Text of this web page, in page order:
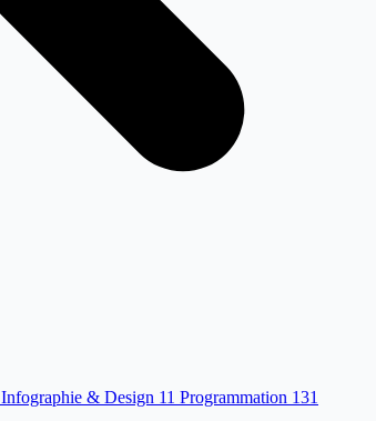
Infographie & Design 11 Programmation 131